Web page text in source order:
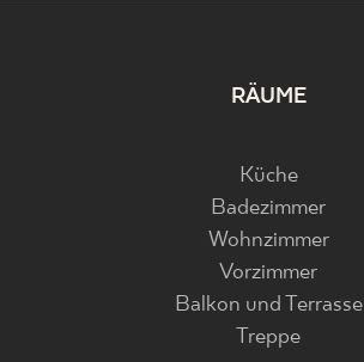
RÄUME
Küche
Badezimmer
Wohnzimmer
Vorzimmer
Balkon und Terrasse
Treppe